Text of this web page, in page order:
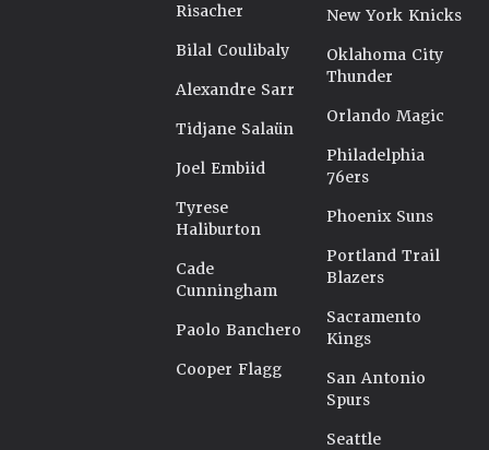
Risacher
Bilal Coulibaly
Alexandre Sarr
Tidjane Salaün
Joel Embiid
Tyrese
Haliburton
Cade
Cunningham
Paolo Banchero
Cooper Flagg
New York Knicks
Oklahoma City
Thunder
Orlando Magic
Philadelphia
76ers
Phoenix Suns
Portland Trail
Blazers
Sacramento
Kings
San Antonio
Spurs
Seattle